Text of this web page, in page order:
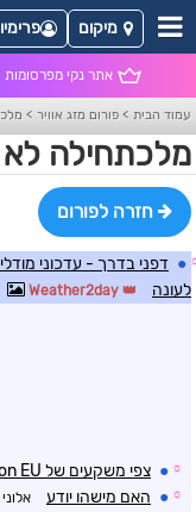
אתר נקי מפרסומות
מיקום
עמוד הבית > פורום מזג אוויר >
מלכתחילה
חזרה לפורום
● דפני בדרך - עדכוני
לעונה
☼
● צפי משקעים של Icon EU
☼
● האם מישהו יודע אלוני